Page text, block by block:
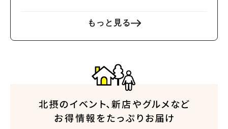
もっと見る